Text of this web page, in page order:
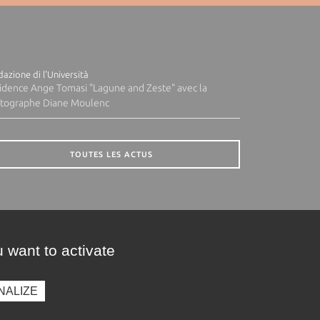
di l'Università
Ange Tomasi "Lagune and Zeste" avec la
Diane Moulenc
TOUTES LES ACTUS
want to activate